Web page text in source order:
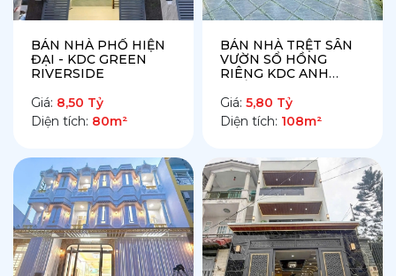
BÁN NHÀ PHỐ HIỆN
ĐẠI - KDC GREEN
RIVERSIDE
Giá: 8,50 Tỷ
Diện tích: 80m²
BÁN NHÀ TRỆT SÂN
VƯỜN SỔ HỒNG
RIÊNG KDC ANH
Giá: 5,80 Tỷ
Diện tích: 108m²